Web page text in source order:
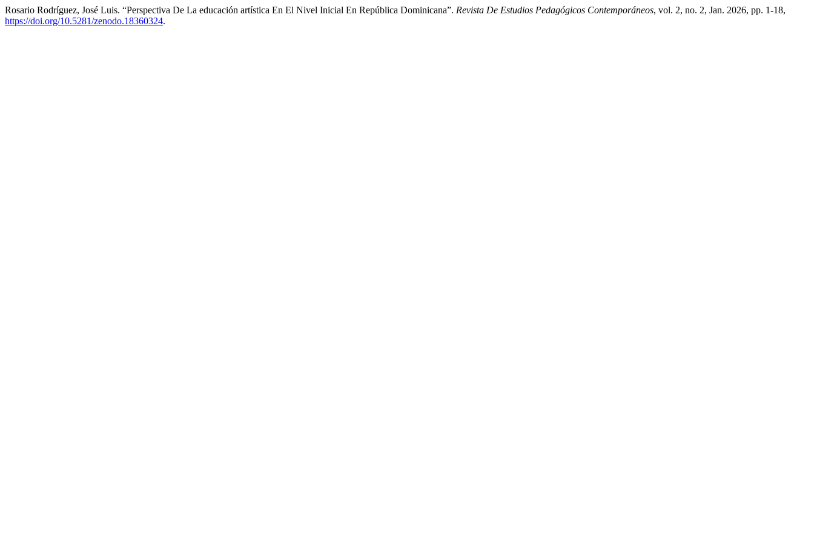
Rosario Rodríguez, José Luis. “Perspectiva De La educación artística En El Nivel Inicial En República Dominicana”. Revista De Estudios Pedagógicos Contemporáneos, vol. 2, no. 2, Jan. 2026, pp. 1-18,
https://doi.org/10.5281/zenodo.18360324.